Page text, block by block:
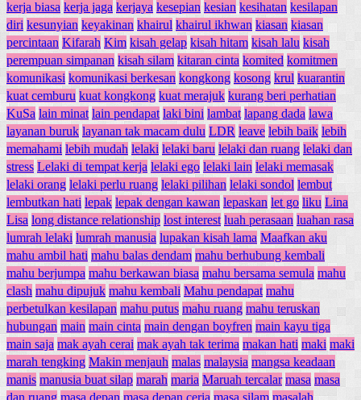
kerja biasa kerja jaga kerjaya kesepian kesian kesihatan kesilapan
diri kesunyian keyakinan khairul khairul ikhwan kiasan kiasan
percintaan Kifarah Kim kisah gelap kisah hitam kisah lalu kisah
perempuan simpanan kisah silam kitaran cinta komited komitmen
komunikasi komunikasi berkesan kongkong kosong krul kuarantin
kuat cemburu kuat kongkong kuat merajuk kurang beri perhatian
KuSa lain minat lain pendapat laki bini lambat lapang dada lawa
layanan buruk layanan tak macam dulu LDR leave lebih baik lebih
memahami lebih mudah lelaki lelaki baru lelaki dan ruang lelaki dan
stress Lelaki di tempat kerja lelaki ego lelaki lain lelaki memasak
lelaki orang lelaki perlu ruang lelaki pilihan lelaki sondol lembut
lembutkan hati lepak lepak dengan kawan lepaskan let go liku Lina
Lisa long distance relationship lost interest luah perasaan luahan rasa
lumrah lelaki lumrah manusia lupakan kisah lama Maafkan aku
mahu ambil hati mahu balas dendam mahu berhubung kembali
mahu berjumpa mahu berkawan biasa mahu bersama semula mahu
clash mahu dipujuk mahu kembali Mahu pendapat mahu
perbetulkan kesilapan mahu putus mahu ruang mahu teruskan
hubungan main main cinta main dengan boyfren main kayu tiga
main saja mak ayah cerai mak ayah tak terima makan hati maki maki
marah tengking Makin menjauh malas malaysia mangsa keadaan
manis manusia buat silap marah maria Maruah tercalar masa masa
dan ruang masa depan masa depan ceria masa silam masalah